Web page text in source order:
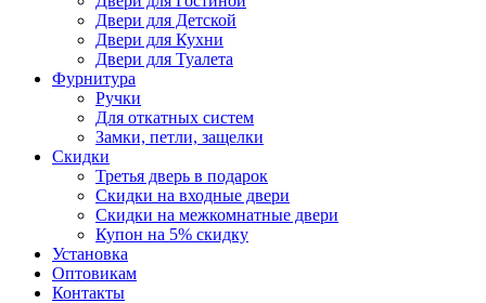
Двери для Детской
Двери для Кухни
Двери для Туалета
Фурнитура
Ручки
Для откатных систем
Замки, петли, защелки
Скидки
Третья дверь в подарок
Скидки на входные двери
Скидки на межкомнатные двери
Купон на 5% скидку
Установка
Оптовикам
Контакты